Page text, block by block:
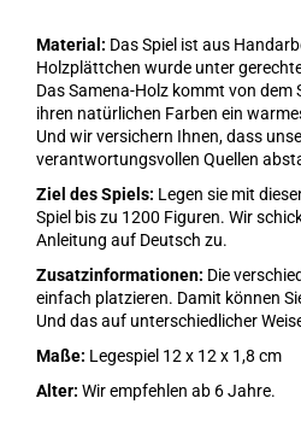
Material: Das Spiel ist aus
Holzplättchen wurde unter
Das Samena-Holz kommt von dem
ihren natürlichen Farben ein
Und wir versichern Ihnen, dass
verantwortungsvollen Quellen
Ziel des Spiels: Legen sie mit
Spiel bis zu 1200 Figuren. Wir
Anleitung auf Deutsch zu.
Zusatzinformationen: Die
einfach platzieren. Damit können
Und das auf unterschiedlicher
Maße: Legespiel 12 x 12 x 1,8 cm
Alter: Wir empfehlen ab 6 Jahre.